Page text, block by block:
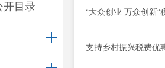
开目录 “大众创业 万众创新”
支持乡村振兴税费优